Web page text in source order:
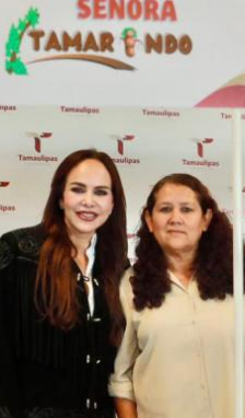
ANIMAL LABORES DE
MASCOTAS
programa "Acción y
LE CUMPLE A
alimentarios en Tampico
SALUD MENTAL DE JÓVENES
a realizar investigación en
acciones para fortalecer la
CIVIL A EXTREMAR
VACACIONAL
de apoyo social
Anaya nueva sede para la
de escrituración para
EXHORTA A PREVENIR
programa de bacheo en cuatro